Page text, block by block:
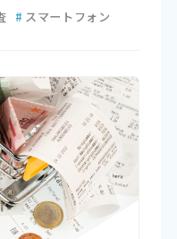
# スマートフォン